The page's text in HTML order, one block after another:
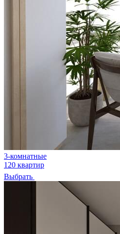
3-комнатные
120 квартир
Выбрать